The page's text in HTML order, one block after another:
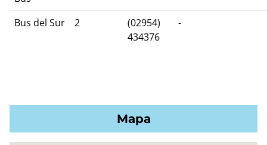
Bus del Sur 2
(02954)
434376
-
Mapa